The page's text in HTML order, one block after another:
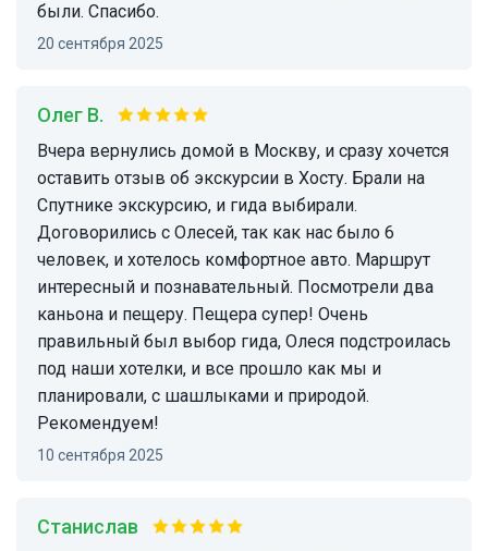
были. Спасибо.
20 сентября 2025
Олег В.
Вчера вернулись домой в Москву, и сразу хочется
оставить отзыв об экскурсии в Хосту. Брали на
Спутнике экскурсию, и гида выбирали.
Договорились с Олесей, так как нас было 6
человек, и хотелось комфортное авто. Маршрут
интересный и познавательный. Посмотрели два
каньона и пещеру. Пещера супер! Очень
правильный был выбор гида, Олеся подстроилась
под наши хотелки, и все прошло как мы и
планировали, с шашлыками и природой.
Рекомендуем!
10 сентября 2025
Станислав